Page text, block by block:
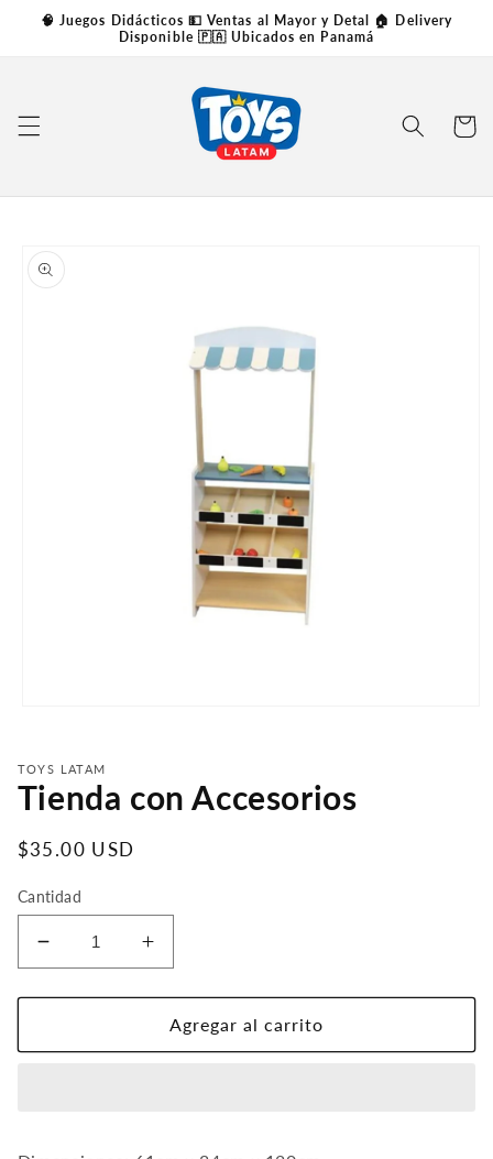
Skip to
🧠 Juegos Didácticos 💵 Ventas al Mayor y Detal 🏠 Delivery
Disponible 🇵🇦 Ubicados en Panamá
Carrito
product
information
in
modal
TOYS LATAM
Tienda con Accesorios
Precio
$35.00 USD
Cantidad
Menos
cantidad
Tienda
Accesorios
Más
cantidad
Tienda
con
Accesorios
Agregar al carrito